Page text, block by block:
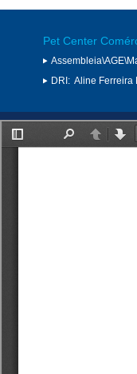
Pet Center
DRI: Aline Ferreira